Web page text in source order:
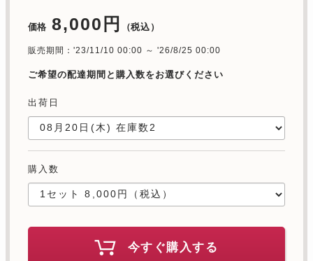
価格 8,000円 （税込）
販売期間：'23/11/10 00:00 ～ '26/8/25 00:00
ご希望の配達期間と購入数をお選びください
出荷日
購入数
今すぐ購入する